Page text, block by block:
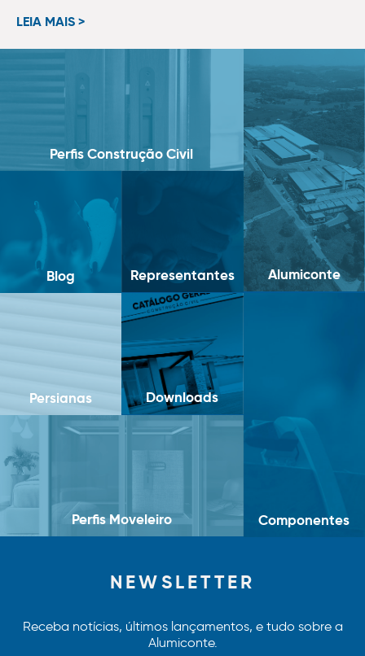
LEIA MAIS >
Perfis Construção Civil
Alumiconte
Blog Representantes
Componentes
Persianas Downloads
Perfis Moveleiro
NEWSLETTER
Receba notícias, últimos lançamentos, e tudo sobre a
Alumiconte.